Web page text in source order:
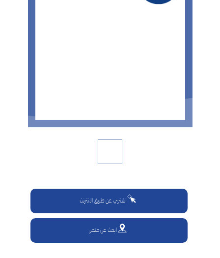
اشتري عن طريق الانترنت
ابحث عن متجر: